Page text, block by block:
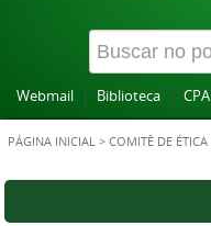
Webmail Biblioteca CPA
PÁGINA INICIAL > COMITÊ DE ÉTICA